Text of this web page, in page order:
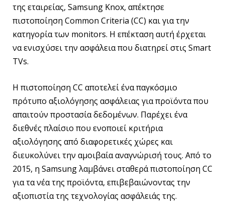
της εταιρείας, Samsung Knox, απέκτησε
πιστοποίηση Common Criteria (CC) και για την
κατηγορία των monitors. Η επέκταση αυτή έρχεται
να ενισχύσει την ασφάλεια που διατηρεί στις Smart
TVs.
Η πιστοποίηση CC αποτελεί ένα παγκόσμιο
πρότυπο αξιολόγησης ασφάλειας για προϊόντα που
απαιτούν προστασία δεδομένων. Παρέχει ένα
διεθνές πλαίσιο που ενοποιεί κριτήρια
αξιολόγησης από διαφορετικές χώρες και
διευκολύνει την αμοιβαία αναγνώρισή τους. Από το
2015, η Samsung λαμβάνει σταθερά πιστοποίηση CC
για τα νέα της προϊόντα, επιβεβαιώνοντας την
αξιοπιστία της τεχνολογίας ασφάλειάς της.